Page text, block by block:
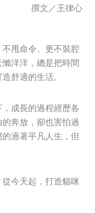
撰文／王律心
甩命令、更不裝腔
洋洋，總是把時間
舒適的生活。
成長的過程經歷各
奔放，卻也害怕過
過著平凡人生，但
今天起，打造貓咪